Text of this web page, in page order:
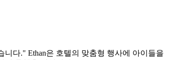
다." Ethan은 호텔의 맞춤형 행사에 아이들을